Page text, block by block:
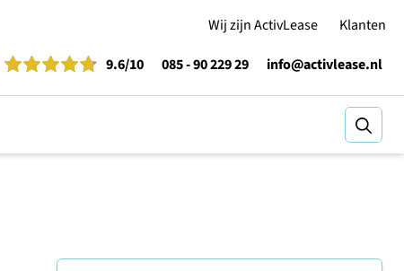
Wij zijn ActivLease
Klanten
9.6/10 085 - 90 229 29 info@activlease.nl